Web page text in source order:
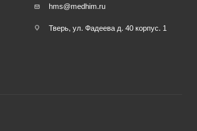
hms@medhim.ru
Тверь, ул. Фадеева д. 40 корпус. 1